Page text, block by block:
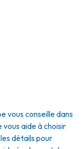
vous conseille dans
aide à choisir
détails pour